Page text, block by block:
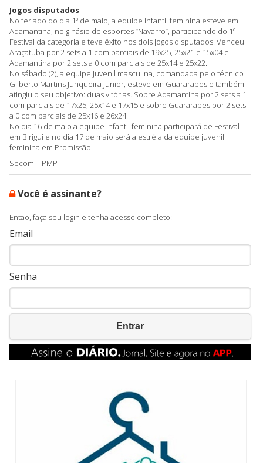
Jogos disputados
No feriado do dia 1º de maio, a equipe infantil feminina esteve em
Adamantina, no ginásio de esportes “Navarro”, participando do 1º
Festival da categoria e teve êxito nos dois jogos disputados. Venceu
Araçatuba por 2 sets a 1 com parciais de 19x25, 25x21 e 15x04 e
Adamantina por 2 sets a 0 com parciais de 25x14 e 25x22.
No sábado (2), a equipe juvenil masculina, comandada pelo técnico
Gilberto Martins Junqueira Junior, esteve em Guararapes e também
atingiu o seu objetivo: duas vitórias. Sobre Adamantina por 2 sets a 1
com parciais de 17x25, 25x14 e 17x15 e sobre Guararapes por 2 sets
a 0 com parciais de 25x16 e 26x24.
No dia 16 de maio a equipe infantil feminina participará de Festival
em Birigui e no dia 17 de maio será a estréia da equipe juvenil
feminina em Promissão.
Secom – PMP
Você é assinante?
Então, faça seu login e tenha acesso completo:
Email
Senha
Entrar